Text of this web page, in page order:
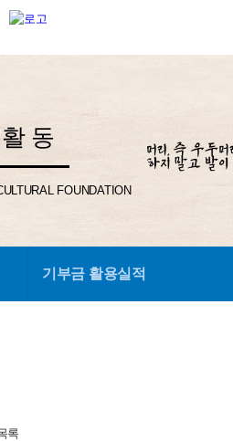
기부금 활용실적
활 동
FOUNDATION
록